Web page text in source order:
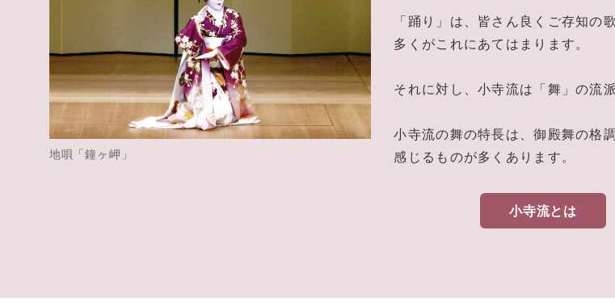
地唄「鐘ヶ岬」
「踊り」は、皆さん良くご存知
多くがこれにあてはまります。
それに対し、小寺流は「舞」の流
小寺流の舞の特長は、御殿舞の格
感じるものが多くあります。
小寺流とは